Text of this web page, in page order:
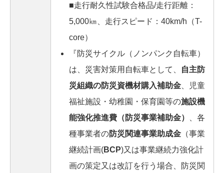
■走行耐久性試験合格品/走行距離：
5,000㎞、走行スピード：40km/h（T-
core）
『防災サイクル（ノンパンク自転車）
は、災害対策用自転車として、
自主防
災組織の防災資機材購入補助金、児童
福祉施設・幼稚園・保育園等の施設機
能強化推進費（防災事業補助金）
、各
種事業者の防災関連事業助成金（事業
継続計画(BCP)又は事業継続力強化計
画の策定又は改訂を行う場合、防災関